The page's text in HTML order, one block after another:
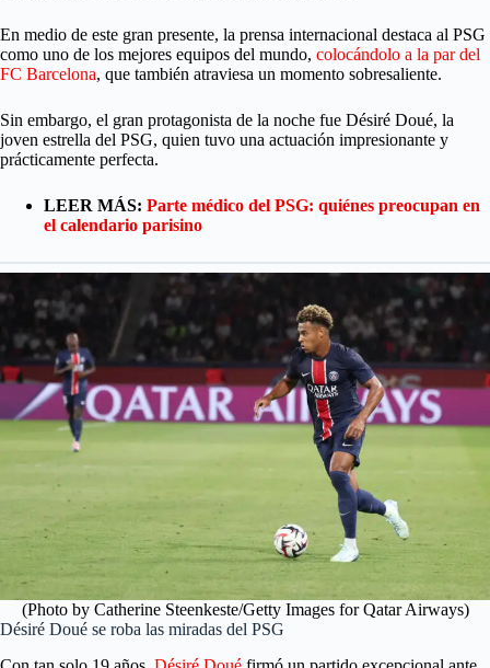
En medio de este gran presente, la prensa internacional destaca al PSG
como uno de los mejores equipos del mundo, colocándolo a la par del
FC Barcelona, que también atraviesa un momento sobresaliente.
Sin embargo, el gran protagonista de la noche fue Désiré Doué, la
joven estrella del PSG, quien tuvo una actuación impresionante y
prácticamente perfecta.
LEER MÁS: Parte médico del PSG: quiénes preocupan en
el calendario parisino
(Photo by Catherine Steenkeste/Getty Images for Qatar Airways)
Désiré Doué se roba las miradas del PSG